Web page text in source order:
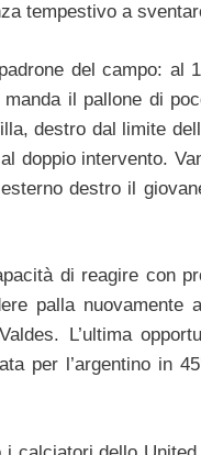
tempestivo a
del campo: al
il pallone di
destro dal limite
doppio intervento.
destro il
di reagire con
palla nuovamente
L’ultima
per l’argentino in